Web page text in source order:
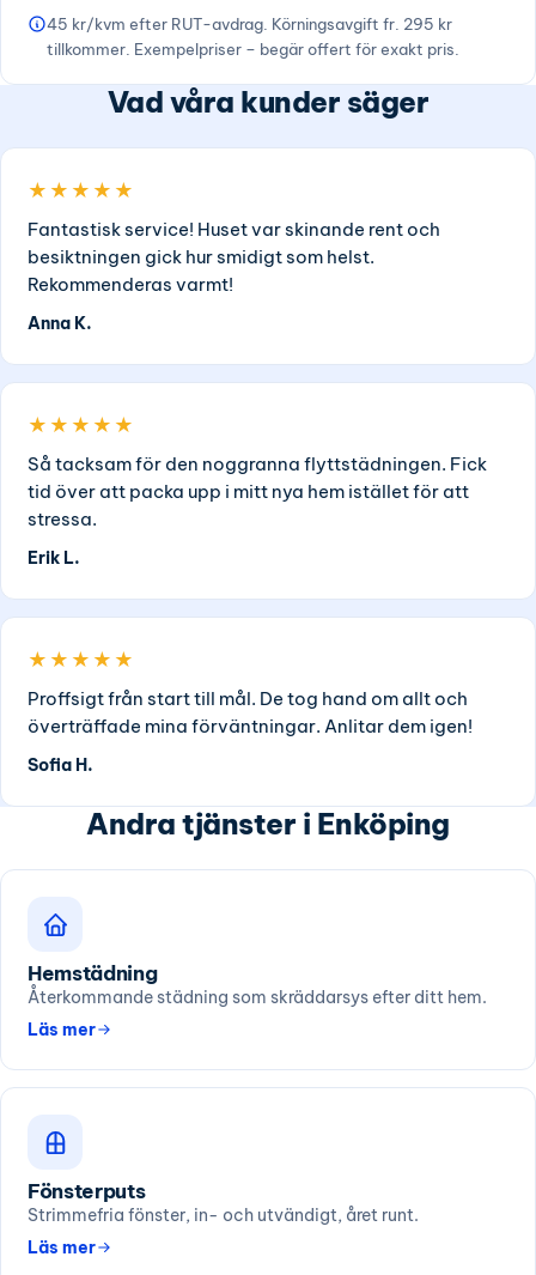
45 kr/kvm efter RUT-avdrag. Körningsavgift fr. 295 kr
tillkommer. Exempelpriser – begär offert för exakt pris.
Vad våra kunder säger
★★★★★
Fantastisk service! Huset var skinande rent och
besiktningen gick hur smidigt som helst.
Rekommenderas varmt!
Anna K.
★★★★★
Så tacksam för den noggranna flyttstädningen. Fick
tid över att packa upp i mitt nya hem istället för att
stressa.
Erik L.
★★★★★
Proffsigt från start till mål. De tog hand om allt och
överträffade mina förväntningar. Anlitar dem igen!
Sofia H.
Andra tjänster i Enköping
Hemstädning
Återkommande städning som skräddarsys efter ditt hem.
Läs mer
Fönsterputs
Strimmefria fönster, in- och utvändigt, året runt.
Läs mer